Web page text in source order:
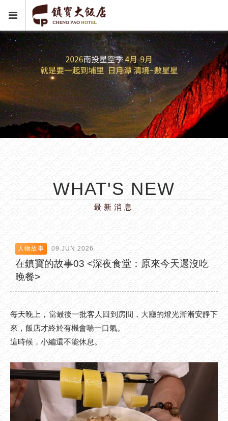
WHAT'S NEW
最新消息
人物故事 09.JUN.2026
在鎮寶的故事03 <深夜食堂：原來今天還沒吃
晚餐>
每天晚上，當最後一批客人回到房間，大廳的燈光漸漸安靜下
來，飯店才終於有機會喘一口氣。
這時候，小編還不能休息。